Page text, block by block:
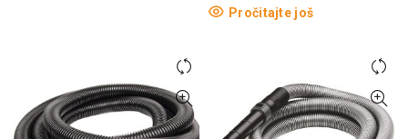
Pročitajte još